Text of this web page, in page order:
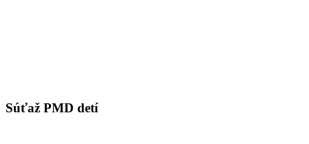
Súťaž PMD detí